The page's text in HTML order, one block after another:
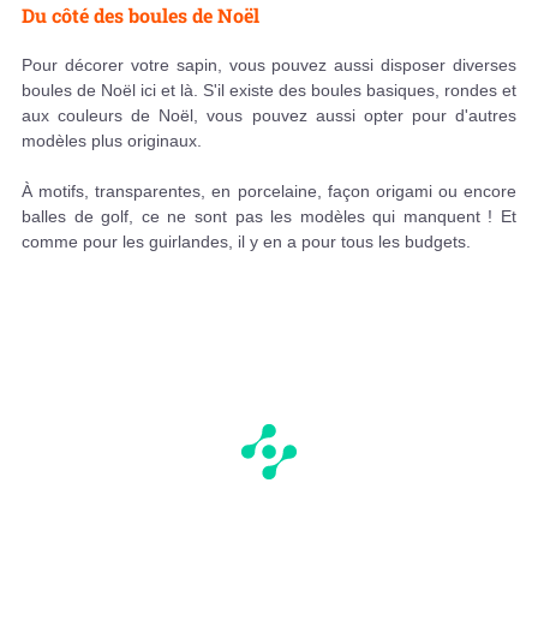
Du côté des boules de Noël
Pour décorer votre sapin, vous pouvez aussi disposer diverses
boules de Noël ici et là. S'il existe des boules basiques, rondes et
aux couleurs de Noël, vous pouvez aussi opter pour d'autres
modèles plus originaux.
À motifs, transparentes, en porcelaine, façon origami ou encore
balles de golf, ce ne sont pas les modèles qui manquent ! Et
comme pour les guirlandes, il y en a pour tous les budgets.